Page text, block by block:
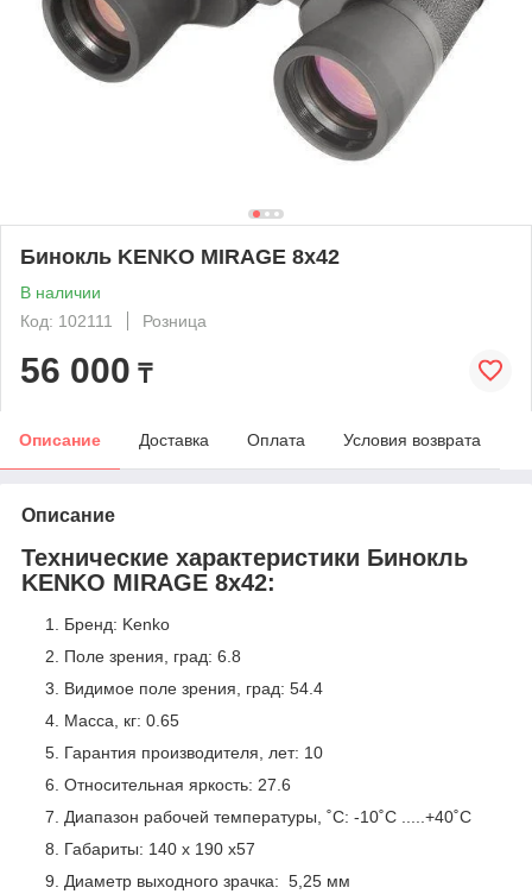
Бинокль KENKO MIRAGE 8х42
В наличии
Код: 102111
Розница
56 000 ₸
Описание Доставка Оплата Условия возврата
Описание
Технические характеристики Бинокль
KENKO MIRAGE 8х42:
Бренд: Kenko
Поле зрения, град: 6.8
Видимое поле зрения, град: 54.4
Масса, кг: 0.65
Гарантия производителя, лет: 10
Относительная яркость: 27.6
Диапазон рабочей температуры, ˚С: -10˚С .....+40˚С
Габариты: 140 х 190 х57
Диаметр выходного зрачка: 5,25 мм